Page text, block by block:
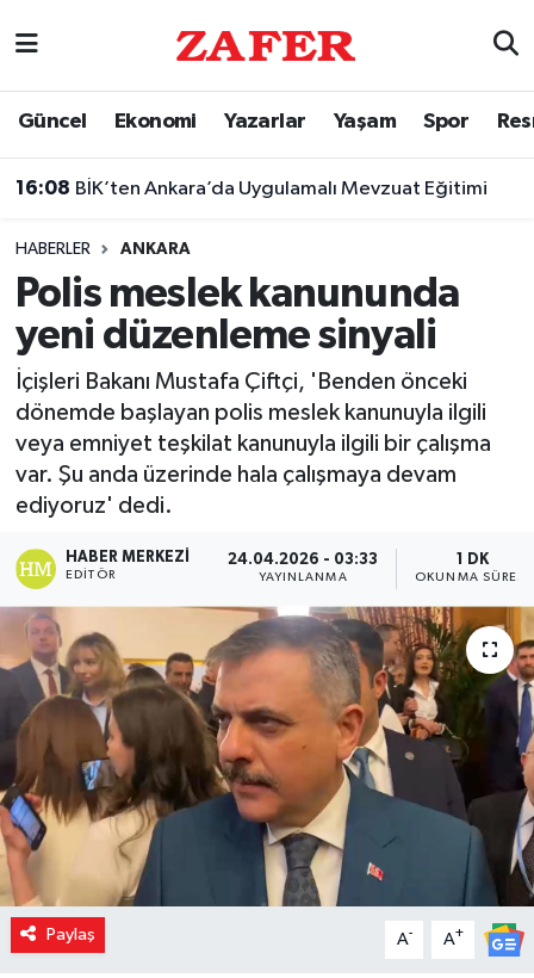
Güncel Ekonomi Yazarlar Yaşam Spor
16:08 BİK’ten Ankara’da Uygulamalı Mevzuat Eğitimi
HABERLER ANKARA
Polis meslek kanununda
yeni düzenleme sinyali
İçişleri Bakanı Mustafa Çiftçi, 'Benden önceki
dönemde başlayan polis meslek kanunuyla ilgili
veya emniyet teşkilat kanunuyla ilgili bir çalışma
var. Şu anda üzerinde hala çalışmaya devam
ediyoruz' dedi.
HABER MERKEZI
EDITÖR
24.04.2026 - 03:33
YAYINLANMA
1 DK
OKUNMA SÜRESI
Paylaş A- A+
Nöbetçi Eczaneler
Trafik Durumu
Süper Lig Puan Durumu ve Fikstür
Tüm Manşetler
Son Dakika Haberleri
Haber Arşivi